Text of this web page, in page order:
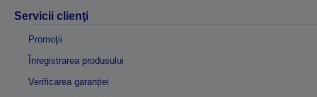
Servicii clienţi
Promoţii
Înregistrarea produsului
Verificarea garanției